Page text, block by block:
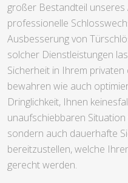
großer Bestandteil
professionelle
Ausbesserung von
solcher Dienstleistungen
Sicherheit in Ihrem
bewahren wie auch
Dringlichkeit, Ihnen
unaufschiebbaren
sondern auch dauerhafte
bereitzustellen, welche
gerecht werden.